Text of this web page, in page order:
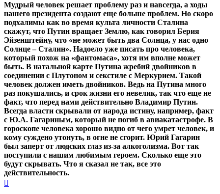
Мудрый человек решает проблему раз и навсегда, а ходы
нашего президента создают еще больше проблем. Но скоро
подхалимы как во время культа личности Сталина
скажут, что Путин вращает Землю, как говорил Берия
Эйзенштейну, что «не может быть два Солнца, у нас одно
Солнце – Сталин». Надоело уже писать про человека,
который похож на «фантомаса», хотя им вполне может
быть. В натальной карте Путина жребий двойников в
соединении с Плутоном и секстиле с Меркурием. Такой
человек должен иметь двойников. Ведь на Путина много
раз покушались, и срок жизни его невелик, так что еще не
факт, что перед нами действительно Владимир Путин.
Всегда власти скрывали от народа истину, например, факт
с Ю.А. Гагариным, который не погиб в авиакатастрофе. В
гороскопе человека хорошо видно от чего умрет человек, и
кому суждено утонуть, в огне не сгорит. Юрий Гагарин
был заперт от людских глаз из-за алкоголизма. Вот так
поступили с нашим любимым героем. Сколько еще это
будут скрывать. Что я сказал не так, все это
действительность.